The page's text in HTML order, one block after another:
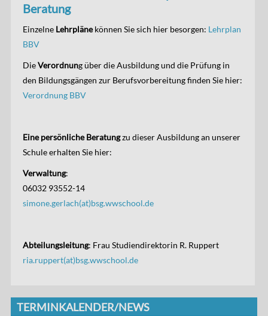
Beratung
Einzelne Lehrplänekönnen Sie sich hier besorgen: Lehrplan
BBV
DieVerordnung über die Ausbildung und die Prüfung in
den Bildungsgängen zur Berufsvorbereitung finden Sie hier:
Verordnung BBV
Eine persönliche Beratungzu dieser Ausbildung an unserer
Schule erhalten Sie hier:
Verwaltung:
06032 93552-14
simone.gerlach(at)bsg.wwschool.de
Abteilungsleitung: Frau Studiendirektorin R. Ruppert
ria.ruppert(at)bsg.wwschool.de
TERMINKALENDER/NEWS